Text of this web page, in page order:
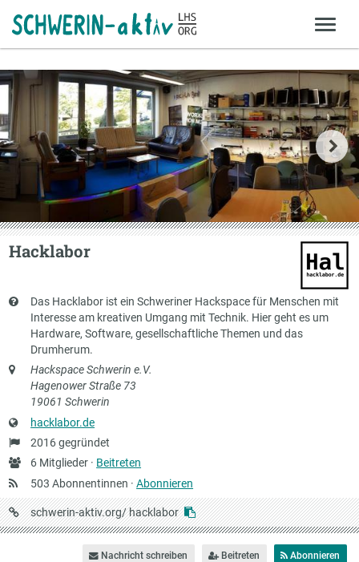
Hacklabor
Kurzbeschreibung
Das Hacklabor ist ein Schweriner Hackspace für Menschen mit
Interesse am kreativen Umgang mit Technik. Hier geht es um
Hardware, Software, gesellschaftliche Themen und das
Drumherum.
Anschrift
Hackspace Schwerin e.V.
Hagenower Straße 73
19061 Schwerin
Website
hacklabor.de
Gründung
2016 gegründet
Anzahl
Mitglieder
6 Mitglieder · Beitreten
503 Abonnentinnen ·Abonnieren
URL
auf
schwerin-aktiv.org/ hacklabor
Nachricht schreiben Beitreten Abonnieren